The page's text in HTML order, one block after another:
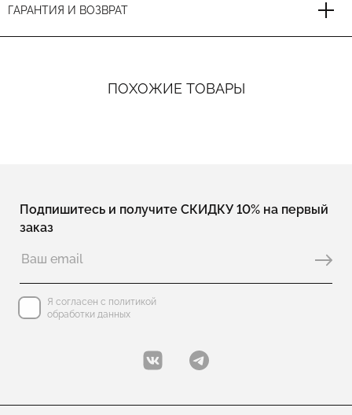
ГАРАНТИЯ И ВОЗВРАТ
ПОХОЖИЕ ТОВАРЫ
Подпишитесь и получите СКИДКУ 10% на первый
заказ
Я согласен с политикой
обработки данных